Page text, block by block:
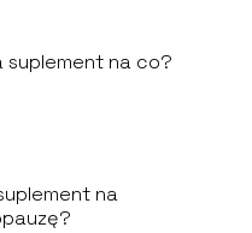
suplement na co?
na